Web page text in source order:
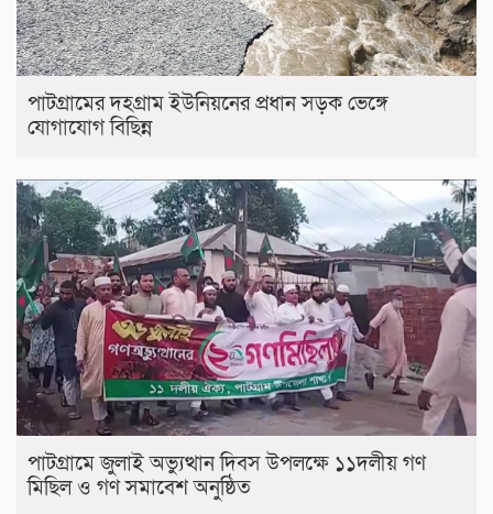
পাটগ্রামের দহগ্রাম ইউনিয়নের প্রধান সড়ক ভেঙ্গে
যোগাযোগ বিছিন্ন
পাটগ্রামে জুলাই অভ্যুত্থান দিবস উপলক্ষে ১১দলীয় গণ
মিছিল ও গণ সমাবেশ অনুষ্ঠিত